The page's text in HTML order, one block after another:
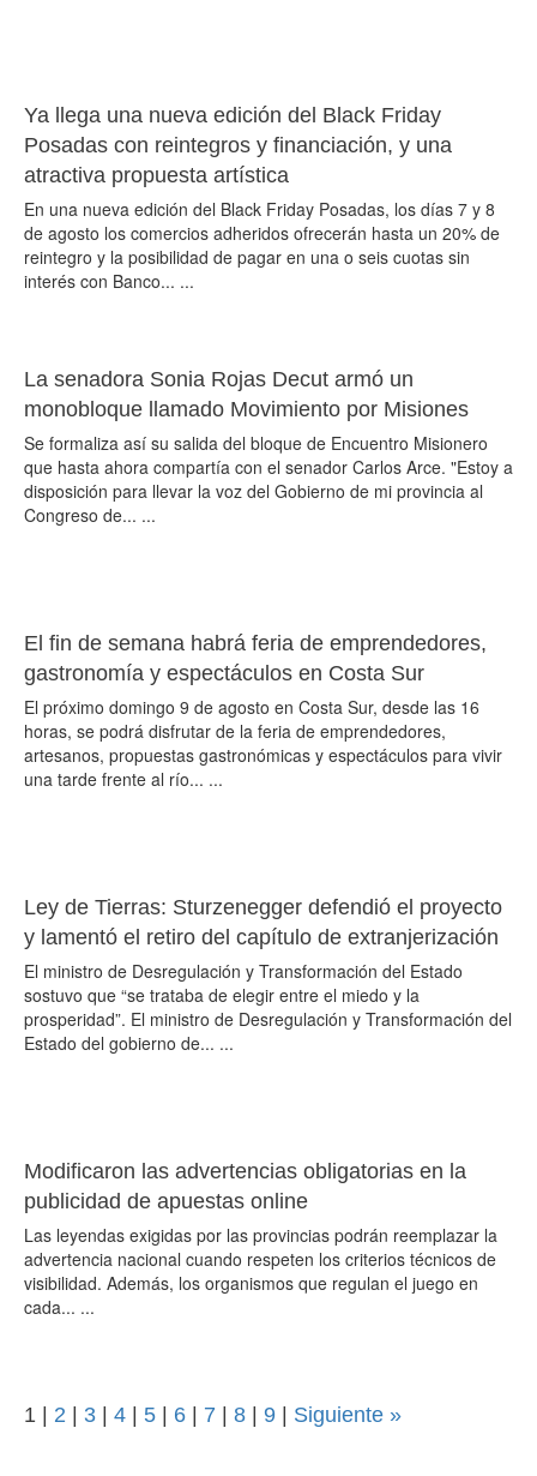
Ya llega una nueva edición del Black Friday
Posadas con reintegros y financiación, y una
atractiva propuesta artística
En una nueva edición del Black Friday Posadas, los días 7 y 8
de agosto los comercios adheridos ofrecerán hasta un 20% de
reintegro y la posibilidad de pagar en una o seis cuotas sin
interés con Banco... ...
La senadora Sonia Rojas Decut armó un
monobloque llamado Movimiento por Misiones
Se formaliza así su salida del bloque de Encuentro Misionero
que hasta ahora compartía con el senador Carlos Arce. "Estoy a
disposición para llevar la voz del Gobierno de mi provincia al
Congreso de... ...
El fin de semana habrá feria de emprendedores,
gastronomía y espectáculos en Costa Sur
El próximo domingo 9 de agosto en Costa Sur, desde las 16
horas, se podrá disfrutar de la feria de emprendedores,
artesanos, propuestas gastronómicas y espectáculos para vivir
una tarde frente al río... ...
Ley de Tierras: Sturzenegger defendió el proyecto
y lamentó el retiro del capítulo de extranjerización
El ministro de Desregulación y Transformación del Estado
sostuvo que “se trataba de elegir entre el miedo y la
prosperidad”. El ministro de Desregulación y Transformación del
Estado del gobierno de... ...
Modificaron las advertencias obligatorias en la
publicidad de apuestas online
Las leyendas exigidas por las provincias podrán reemplazar la
advertencia nacional cuando respeten los criterios técnicos de
visibilidad. Además, los organismos que regulan el juego en
cada... ...
1 2 3 4 5 6 7 8 9 Siguiente »